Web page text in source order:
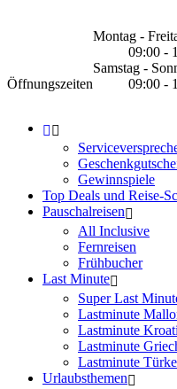
Öffnungszeiten
Montag -
09:00 -
Samstag -
09:00 -
Gewinnspiele
Top Deals und Reise-
Pauschalreisen
All Inclusive
Fernreisen
Frühbucher
Last Minute
Super Last
Lastminute
Lastminute
Lastminute
Lastminute
Urlaubsthemen